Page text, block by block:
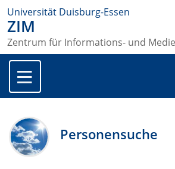
Universität Duisburg-Essen
ZIM
Zentrum für Informations- und
Personensuche